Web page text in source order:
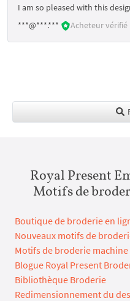
I am so pleased with this
***@***.***
Acheteur vérifié
Royal Present
Motifs de
Boutique de broderie en
Nouveaux motifs de
Motifs de broderie
Blogue Royal Present
Bibliothèque Broderie
Redimensionnement du